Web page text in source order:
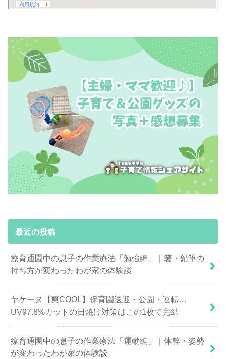
最近の投稿
療育通園中の息子の作業療法「勉強編」｜箸・鉛筆の
持ち方が変わったわが家の体験談
ヤケーヌ【爽COOL】保育園送迎・公園・運転…
UV97.8%カットの日焼け対策はこの1枚で完結
療育通園中の息子の作業療法「運動編」｜体幹・姿勢
が変わったわが家の体験談